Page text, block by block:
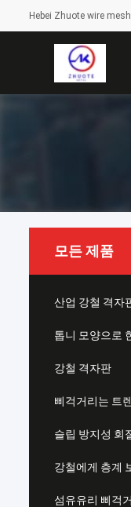
Hebei Zhuote wire
모든 제품
산업 강철 격자
톱니 모양으로
강철 격자판
삐걱거리는 트
슬립 방지성 회
강철에게 층계
섬유유리 삐걱